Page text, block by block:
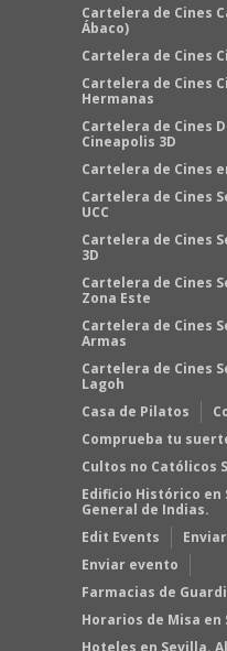
Cartelera de Cines
Ábaco)
Cartelera de Cines
Cartelera de Cines
Hermanas
Cartelera de Cines
Cineapolis 3D
Cartelera de Cines
Cartelera de Cines
UCC
Cartelera de Cines
3D
Cartelera de Cines
Zona Este
Cartelera de Cines
Armas
Cartelera de Cines
Lagoh
Casa de Pilatos
Comprueba tu
Cultos no Católicos
Edificio Histórico en
General de Indias.
Edit Events
Enviar evento
Farmacias de
Horarios de Misa en
Hoteles en Sevilla.